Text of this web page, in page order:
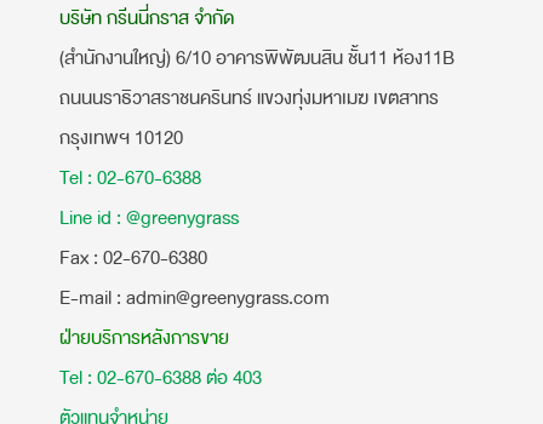
บริษัท กรีนนี่กราส จำกัด
(สำนักงานใหญ่) 6/10 อาคารพิพัฒนสิน ชั้น11 ห้อง11B
ถนนนราธิวาสราชนครินทร์ แขวงทุ่งมหาเมฆ เขตสาทร
กรุงเทพฯ 10120
Tel : 02-670-6388
Line id : @greenygrass
​Fax : 02-670-6380
E-mail : admin@greenygrass.com
ฝ่ายบริการหลังการขาย
Tel : 02-670-6388 ต่อ 403
ตัวแทนจำหน่าย